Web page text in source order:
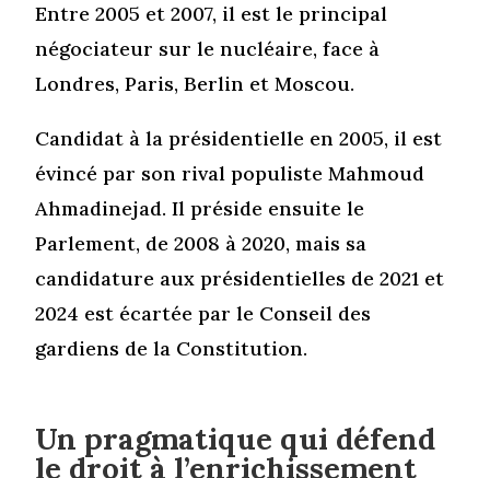
Entre 2005 et 2007, il est le principal
négociateur sur le nucléaire, face à
Londres, Paris, Berlin et Moscou.
Candidat à la présidentielle en 2005, il est
évincé par son rival populiste Mahmoud
Ahmadinejad. Il préside ensuite le
Parlement, de 2008 à 2020, mais sa
candidature aux présidentielles de 2021 et
2024 est écartée par le Conseil des
gardiens de la Constitution.
Un pragmatique qui défend
le droit à l’enrichissement